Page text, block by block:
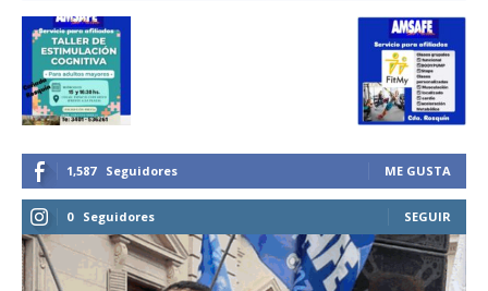
1,587 Seguidores ME GUSTA
0 Seguidores SEGUIR